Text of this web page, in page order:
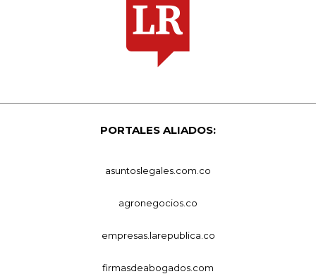
PORTALES ALIADOS:
asuntoslegales.com.co
agronegocios.co
empresas.larepublica.co
firmasdeabogados.com